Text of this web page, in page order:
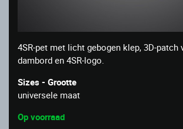
4SR-pet met licht gebogen klep, 3D-patch
dambord en 4SR-logo.
Sizes - Grootte
universele maat
Op voorraad